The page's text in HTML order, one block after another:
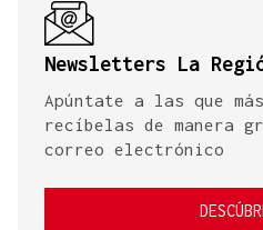
Newsletters La
Apúntate a las que
recíbelas de manera
correo electrónico